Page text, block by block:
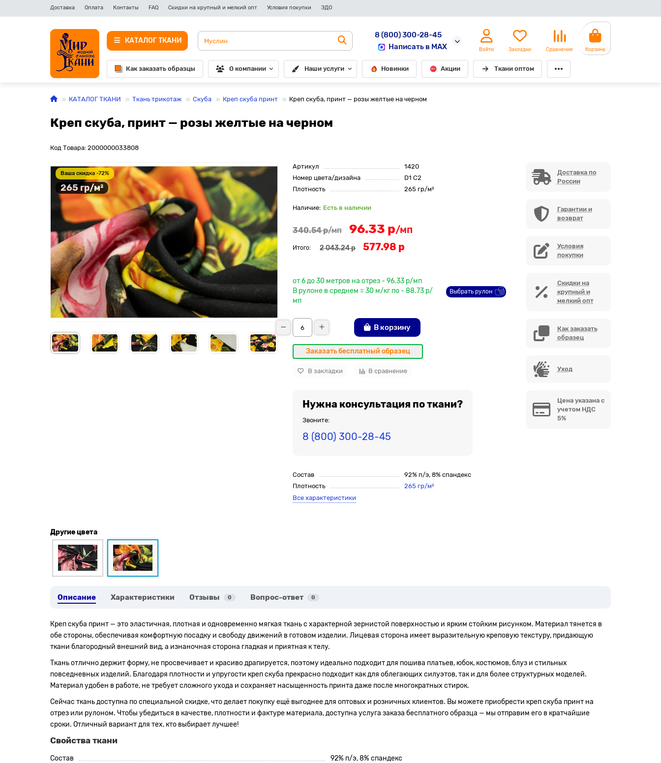
Доставка Оплата Контакты FAQ Скидки на крупный и мелкий опт Условия покупки ЭДО
КАТАЛОГ ТКАНИ
8 (800) 300-28-45
Написать в MAX
Войти Закладки Сравнение Корзина
Как заказать образцы О компании Наши услуги Новинки Акции Ткани оптом
КАТАЛОГ ТКАНИ Ткань трикотаж Скуба Креп скуба принт Креп скуба, принт — розы желтые на черном
Креп скуба, принт — розы желтые на черном
Код Товара: 2000000033808
Ваша скидка -72%
265 гр/м²
Артикул
1420
Номер цвета/дизайна
D1 C2
Плотность
265 гр/м²
Есть в наличии
340.54 р/мп 96.33 р/мп
Итого: 2 043.24 р 577.98 р
от 6 до 30 метров на отрез - 96.33 р/мп
В рулоне в среднем = 30 м/кг по - 88.73 р/
мп
Выбрать рулон
В корзину
Заказать бесплатный образец
В закладки В сравнение
Нужна консультация по ткани?
Звоните:
8 (800) 300-28-45
Состав
92% п/э, 8% спандекс
Плотность
265 гр/м²
Все характеристики
Доставка по
России
Гарантии и
возврат
Условия
покупки
Скидки на
крупный и
мелкий опт
Как заказать
образец
Уход
Цена указана с
учетом НДС
5%
Другие цвета
Описание Характеристики Отзывы 0 Вопрос-ответ 0
Креп скуба принт — это эластичная, плотная и одновременно мягкая ткань с характерной зернистой поверхностью и ярким стойким рисунком. Материал тянется в
обе стороны, обеспечивая комфортную посадку и свободу движений в готовом изделии. Лицевая сторона имеет выразительную креповую текстуру, придающую
ткани благородный внешний вид, а изнаночная сторона гладкая и приятная к телу.
Ткань отлично держит форму, не просвечивает и красиво драпируется, поэтому идеально подходит для пошива платьев, юбок, костюмов, блуз и стильных
повседневных изделий. Благодаря плотности и упругости креп скуба прекрасно подходит как для облегающих силуэтов, так и для более структурных моделей.
Материал удобен в работе, не требует сложного ухода и сохраняет насыщенность принта даже после многократных стирок.
Сейчас ткань доступна по специальной скидке, что делает покупку ещё выгоднее для оптовых и розничных клиентов. Вы можете приобрести креп скуба принт на
отрез или рулоном. Чтобы убедиться в качестве, плотности и фактуре материала, доступна услуга заказа бесплатного образца — мы отправим его в кратчайшие
сроки. Отличный вариант для тех, кто выбирает лучшее!
Свойства ткани
Состав
92% п/э, 8% спандекс